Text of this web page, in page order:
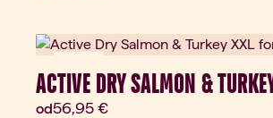
ACTIVE DRY SALMON &
odAktuálna cena:
56,95 €